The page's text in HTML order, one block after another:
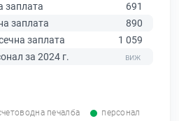
заплата
691
заплата
890
заплата
1 059
за 2024 г.
печалба персонал